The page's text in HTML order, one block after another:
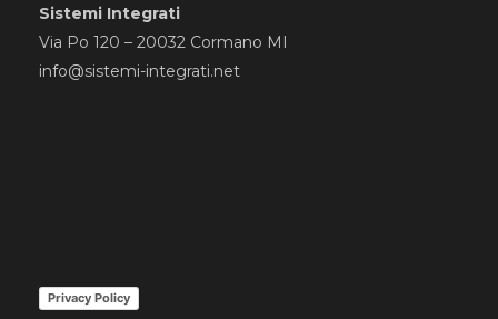
Sistemi Integrati
Via Po 120 – 20032 Cormano MI
info@sistemi-integrati.net
Privacy Policy